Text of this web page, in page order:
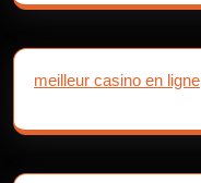
meilleur casino en ligne